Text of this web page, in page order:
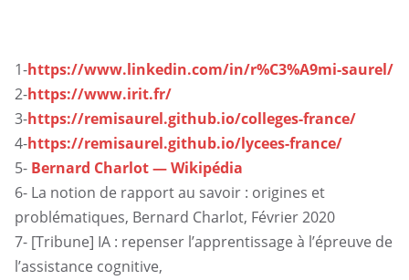
1-https://www.linkedin.com/in/r%C3%A9mi-saurel/
2-https://www.irit.fr/
3-https://remisaurel.github.io/colleges-france/
4-https://remisaurel.github.io/lycees-france/
5- Bernard Charlot — Wikipédia
6- La notion de rapport au savoir : origines et
problématiques, Bernard Charlot, Février 2020
7- [Tribune] IA : repenser l’apprentissage à l’épreuve de
l’assistance cognitive,